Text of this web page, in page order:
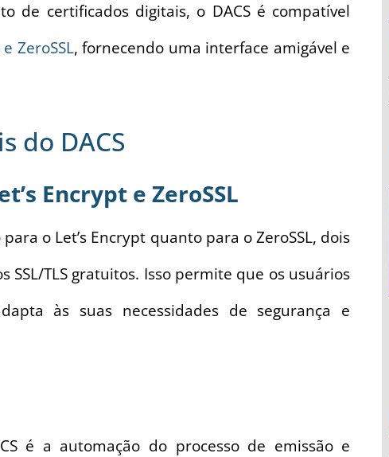
de certificados digitais, o DACS é compatível
ZeroSSL, fornecendo uma interface amigável e
do DACS
Encrypt e ZeroSSL
o Let’s Encrypt quanto para o ZeroSSL, dois
TLS gratuitos. Isso permite que os usuários
às suas necessidades de segurança e
é a automação do processo de emissão e